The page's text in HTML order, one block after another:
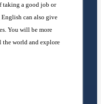
taking a good job or
can also give
You will be more
the world and explore